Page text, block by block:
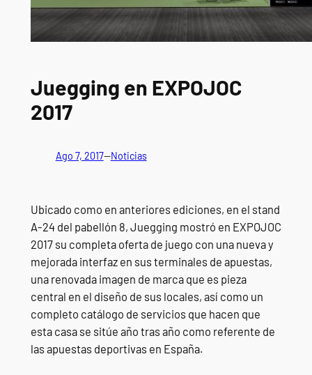
Juegging en EXPOJOC
2017
Ago 7, 2017—Noticias
Ubicado como en anteriores ediciones, en el stand
A-24 del pabellón 8, Juegging mostró en EXPOJOC
2017 su completa oferta de juego con una nueva y
mejorada interfaz en sus terminales de apuestas,
una renovada imagen de marca que es pieza
central en el diseño de sus locales, así como un
completo catálogo de servicios que hacen que
esta casa se sitúe año tras año como referente de
las apuestas deportivas en España.